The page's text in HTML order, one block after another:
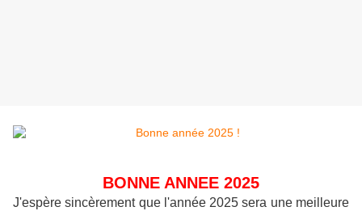
BONNE ANNEE 2025
J'espère sincèrement que l'année 2025 sera une meilleure